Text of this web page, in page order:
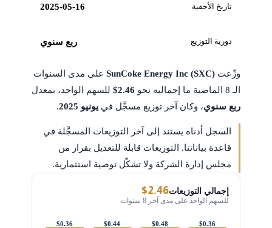
تاريخ الأحقية 2025-05-16
دورية التوزيع ربع سنوي
وزّعت SunCoke Energy Inc (SXC)على مدى السنوات
الـ 8 الماضية ما إجماليه نحو
$2.46للسهم الواحد، بمعدل
ربع سنوي، وكان آخر توزيع مسجَّل في يونيو 2025 .
السجل أدناه يستند إلى آخر التوزيعات المسجَّلة في
قاعدة بياناتنا. التوزيعات قابلة للتعديل بقرار من
مجلس إدارة الشركة ولا تشكّل توصية استثمارية.
إجمالي التوزيعات$2.46
للسهم الواحد على مدى آخر 8 سنوات
$0.36
$0.48
$0.44
$0.36